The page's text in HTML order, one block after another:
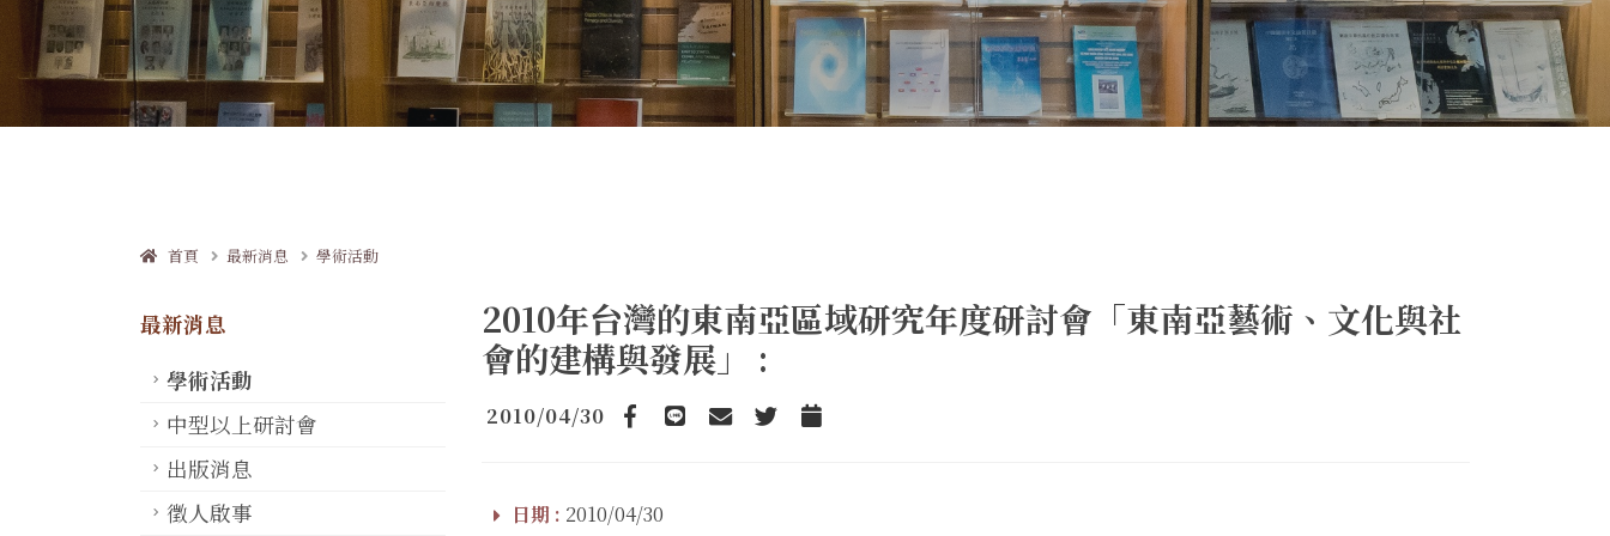
首頁 最新消息 學術活動
最新消息
學術活動
中型以上研討會
出版消息
徵人啟事
2010年台灣的東南亞區域研究年度研討會「東南亞藝術、文化與社
會的建構與發展」 :
2010/04/30
Facebook
line emailTwitterAdd to Calendar
日期 : 2010/04/30